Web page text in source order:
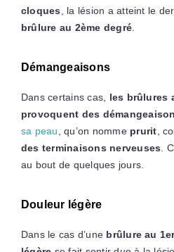
cloques
, la lésion a atteint le
brûlure au 2ème degré
Démangeaisons
Dans certains cas, les brûlures
provoquent des
sa peau
, qu’on nomme prurit ,
des terminaisons nerveuses .
au bout de quelques jours.
Douleur légère
Dans le cas d’une brûlure au